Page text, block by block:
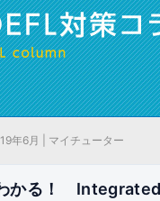
年6月 | マイチューター
かる！